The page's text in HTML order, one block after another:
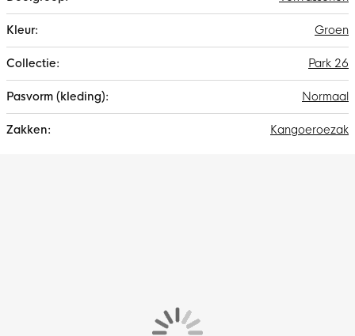
Groen
Park 26
Normaal
Kangoeroezak